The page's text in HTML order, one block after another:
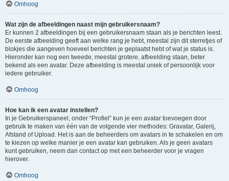
Omhoog
Wat zijn de afbeeldingen naast mijn gebruikersnaam?
Er kunnen 2 afbeeldingen bij een gebruikersnaam staan als je berichten leest.
De eerste afbeelding geeft aan welke rang je hebt, meestal zijn dit sterretjes of
blokjes die aangeven hoeveel berichten je geplaatst hebt of wat je status is.
Hieronder kan nog een tweede, meestal grotere, afbeelding staan, beter
bekend als een avatar. Deze afbeelding is meestal uniek of persoonlijk voor
iedere gebruiker.
Omhoog
Hoe kan ik een avatar instellen?
In je Gebruikerspaneel, onder “Profiel” kun je een avatar toevoegen door
gebruik te maken van één van de volgende vier methodes: Gravatar, Galerij,
Afstand of Upload. Het is aan de beheerders om avatars in te schakelen en om
te kiezen op welke manier je een avatar kan gebruiken. Als je geen avatars
kunt gebruiken, neem dan contact op met een beheerder voor je vragen
hierover.
Omhoog